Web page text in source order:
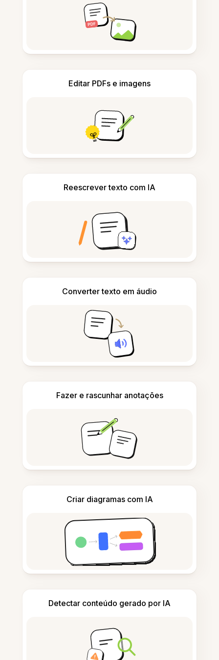
Editar PDFs e imagens
Reescrever texto com IA
Converter texto em áudio
Fazer e rascunhar anotações
Criar diagramas com IA
Detectar conteúdo gerado por IA